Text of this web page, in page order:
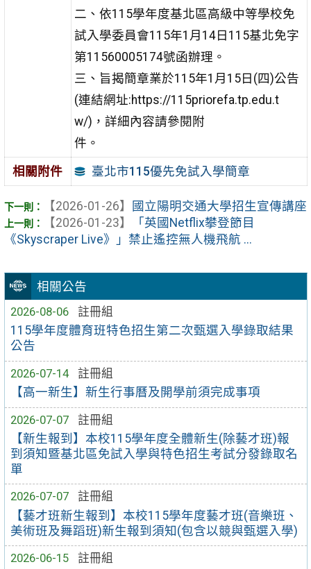
相關公告
2026-08-06
註冊組
115學年度體育班特色招生第二次甄選入學錄取結果
公告
2026-07-14
註冊組
【高一新生】新生行事曆及開學前須完成事項
2026-07-07
註冊組
【新生報到】本校115學年度全體新生(除藝才班)報
到須知暨基北區免試入學與特色招生考試分發錄取名
單
2026-07-07
註冊組
【藝才班新生報到】本校115學年度藝才班(音樂班、
美術班及舞蹈班)新生報到須知(包含以競與甄選入學)
2026-06-15
註冊組
二、依115學年度基北區高級中等學校免
試入學委員會115年1月14日115基北免字
第11560005174號函辦理。
三、旨揭簡章業於115年1月15日(四)公告
(連結網址:https://115priorefa.tp.edu.t
w/)，詳細內容請參閱附
件。
相關附件 臺北市115優先免試入學簡章
【2026-01-26】
國立陽明交通大學招生宣傳講座
【2026-01-23】
「英國Netflix攀登節目
《Skyscraper Live》」禁止遙控無人機飛航 ...